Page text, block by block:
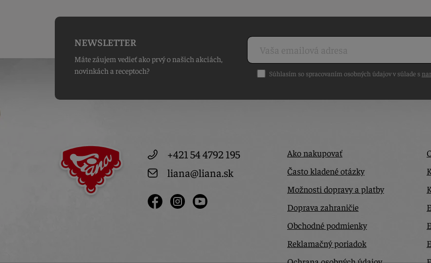
NEWSLETTER
Máte záujem vedieť ako prvý o našich akciách,
novinkách a receptoch?
Súhlasím so spracovaním osobných údajov v súlade s
+421 54 4792 195
liana@liana.sk
Ako nakupovať
Často kladené otázky
Možnosti dopravy a platby
Doprava zahraničie
Obchodné podmienky
Reklamačný poriadok